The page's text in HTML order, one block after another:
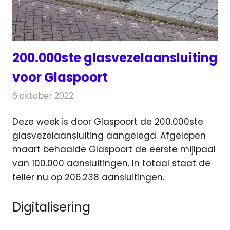
200.000ste glasvezelaansluiting
voor Glaspoort
6 oktober 2022
Deze week is door Glaspoort de 200.000ste
glasvezelaansluiting aangelegd. Afgelopen
maart behaalde Glaspoort de eerste mijlpaal
van 100.000 aansluitingen. In totaal staat de
teller nu op 206.238 aansluitingen.
Digitalisering